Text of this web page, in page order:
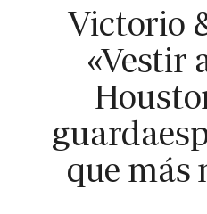
Victorio
«Vestir
que más